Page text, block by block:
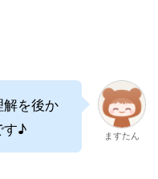
を後か
す♪
ますたん